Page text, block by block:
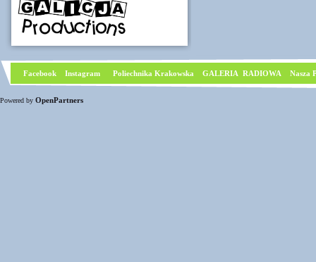
Facebook Instagram Poliechnika Krakowska GALERIA RADIOWA Nasza
Powered by OpenPartners